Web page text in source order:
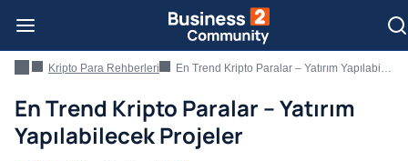
Kripto Para Rehberleri En Trend Kripto Paralar – Yatırım Yapılabilecek Projeler
En Trend Kripto Paralar – Yatırım
Yapılabilecek Projeler